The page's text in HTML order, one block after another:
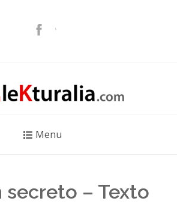
Menu
secreto – Texto